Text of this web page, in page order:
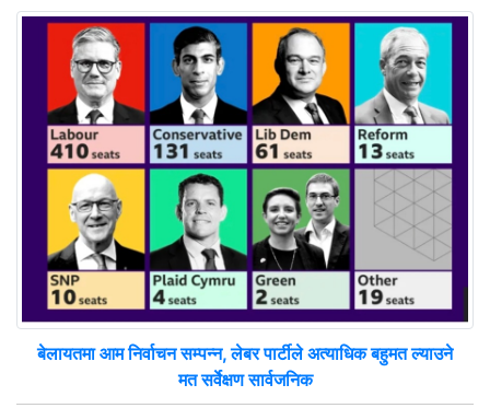
बेलायतमा आम निर्वाचन सम्पन्न, लेबर पार्टीले अत्याधिक बहुमत ल्याउने
मत सर्वेक्षण सार्वजनिक